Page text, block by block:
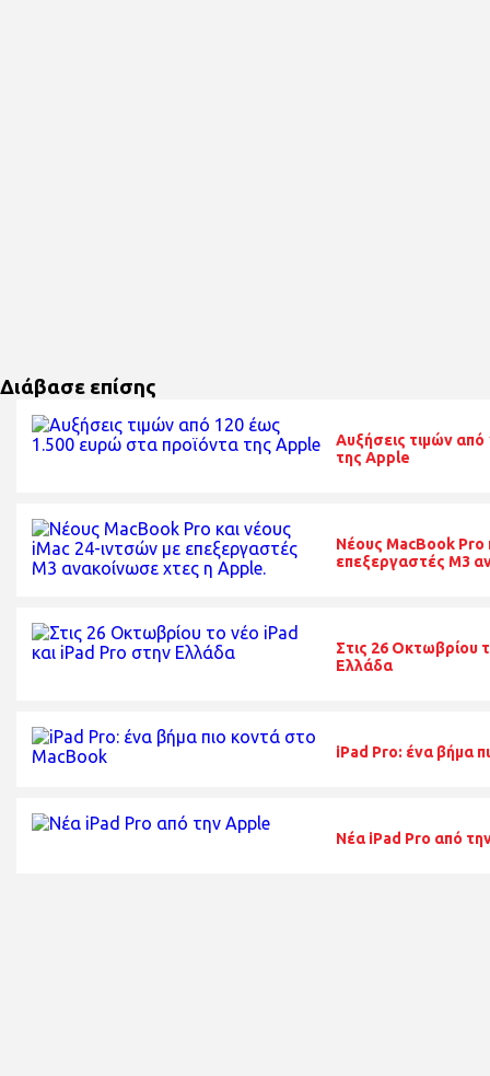
Διάβασε επίσης
Αυξήσεις τιμών
της Apple
Νέους MacBook Pro
επεξεργαστές Μ3
Στις 26 Οκτωβρίου
Ελλάδα
iPad Pro: ένα βήμα
Νέα iPad Pro από